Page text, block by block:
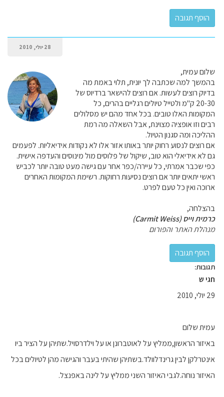
28 יולי, 2010
שלום עמית,
בהמשך למה שכתבה לך יונית, תלוי באמת מה
בדיוק רוצים לעשות. אם רוצים להישאר ברדיוס של
20-30 ק"מ ולטייל טיולים רגליים בהרים, כל
המקומות האלו טובים. בכל אחד מהם יש מסלולים
רבים וזו אופציה מצוינת, אבל השאלה מה רמת
ההליכה ומה סגנון הטיול.
אם רוצים לנסוע רחוק יותר באותו אזור אלו לא נקודות אידיאליות. לפעמים
גם לא אידיאלי הוא טוב, שיקול של פלוסים מול מינוסים והעדפה אישית.
כפי שכבר אמרתי, כל עיירה/כפר אחר עם גישה מעט טובה יותר לכביש
ראשי יתאים יותר אם רוצים נסיעות רחוקות. רשימת המקומות האחרים
ארוכה ואין כל טעם לפרט.
בהצלחה,
כרמית וייס (Carmit Weiss)
מנהלת האתר והפורום
תגובות:
חגי ש
29 יולי, 2010
עמית שלום
באיזור הראשון,ממליץ על לאוטברונן או על וילדרסויל.שתיהן על הציר ביו
אינטרלקן לבין גרינדלוולד.בשתיהן שהיתי בעבר והגישה מהן לטיולים בכל
האיזור נוחה.לגבי האיזור השני ממליץ על לינה באפנצל.